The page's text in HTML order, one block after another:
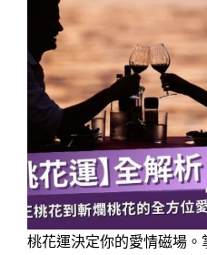
桃花運決定你的愛情磁場。